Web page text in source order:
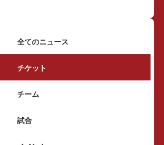
全てのニュース
チケット
チーム
試合